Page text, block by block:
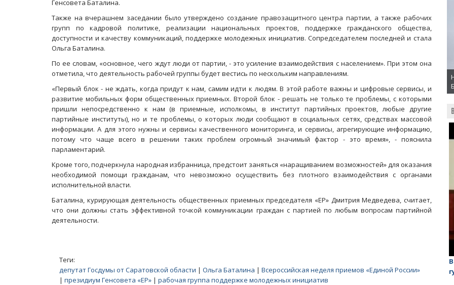
Генсовета Баталина.
Также на вчерашнем заседании было утверждено создание правозащитного центра партии, а также рабочих
групп по кадровой политике, реализации национальных проектов, поддержке гражданского общества,
доступности и качеству коммуникаций, поддержке молодежных инициатив. Сопредседателем последней и стала
Ольга Баталина.
По ее словам, «основное, чего ждут люди от партии, - это усиление взаимодействия с населением». При этом она
отметила, что деятельность рабочей группы будет вестись по нескольким направлениям.
«Первый блок - не ждать, когда придут к нам, самим идти к людям. В этой работе важны и цифровые сервисы, и
развитие мобильных форм общественных приемных. Второй блок - решать не только те проблемы, с которыми
пришли непосредственно к нам (в приемные, исполкомы, в институт партийных проектов, любые другие
партийные институты), но и те проблемы, о которых люди сообщают в социальных сетях, средствах массовой
информации. А для этого нужны и сервисы качественного мониторинга, и сервисы, агрегирующие информацию,
потому что чаще всего в решении таких проблем огромный значимый фактор - это время», - пояснила
парламентарий.
Кроме того, подчеркнула народная избранница, предстоит заняться «наращиванием возможностей» для оказания
необходимой помощи гражданам, что невозможно осуществить без плотного взаимодействия с органами
исполнительной власти.
Баталина, курирующая деятельность общественных приемных председателя «ЕР» Дмитрия Медведева, считает,
что они должны стать эффективной точкой коммуникации граждан с партией по любым вопросам партийной
деятельности.
Теги:
депутат Госдумы от Саратовской области | Ольга Баталина | Всероссийская неделя приемов «Единой России»
| президиум Генсовета «ЕР» | рабочая группа поддержке молодежных инициатив
случилась потасовка